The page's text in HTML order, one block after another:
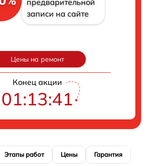
предварительной
записи на сайте
Цены на ремонт
Конец акции
01:13:40
Этапы работ Цены Гарантия